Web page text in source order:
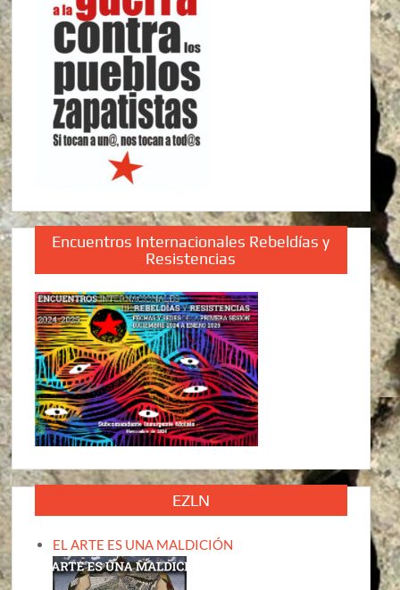
Encuentros Internacionales Rebeldías y
Resistencias
EZLN
EL ARTE ES UNA MALDICIÓN